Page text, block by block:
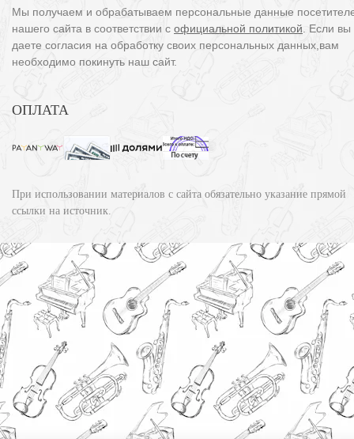
Мы получаем и обрабатываем персональные данные
нашего сайта в соответствии с официальной политикой. Если вы
даете согласия на обработку своих персональных данных,вам
необходимо покинуть наш сайт.
ОПЛАТА
При использовании материалов с сайта обязательно указание прямой
ссылки на источник.